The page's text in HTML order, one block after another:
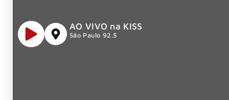
AO VIVO na KISS
São Paulo 92.5